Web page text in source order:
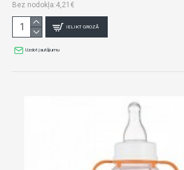
Bez nodokļa:4,21€
IELIKT GROZĀ
Uzdot jautājumu